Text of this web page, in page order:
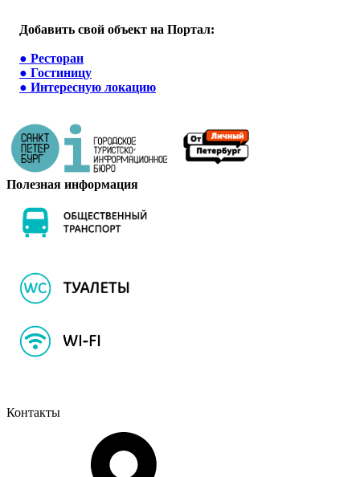
Добавить свой объект на Портал:
● Ресторан
● Гостиницу
● Интересную локацию
Полезная информация
Контакты